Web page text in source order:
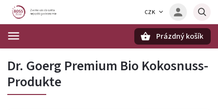
CZK
Prázdný košík
Dr. Goerg Premium Bio Kokosnuss-
Produkte